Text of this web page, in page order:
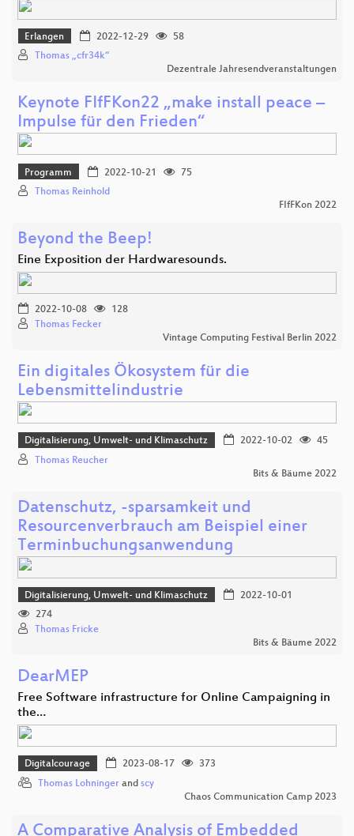
Erlangen 2022-12-29
58
Thomas „cfr34k“
Dezentrale Jahresendveranstaltungen
Keynote FIfFKon22 „make install peace –
Impulse für den Frieden“
Programm 2022-10-21
75
Thomas Reinhold
FIfFKon 2022
Beyond the Beep!
Eine Exposition der Hardwaresounds.
2022-10-08
128
Thomas Fecker
Vintage Computing Festival Berlin 2022
Ein digitales Ökosystem für die
Lebensmittelindustrie
Digitalisierung, Umwelt- und Klimaschutz 2022-10-02
45
Thomas Reucher
Bits & Bäume 2022
Datenschutz, -sparsamkeit und
Resourcenverbrauch am Beispiel einer
Terminbuchungsanwendung
Digitalisierung, Umwelt- und Klimaschutz
2022-10-01
274
Thomas Fricke
Bits & Bäume 2022
DearMEP
Free Software infrastructure for Online Campaigning in
the…
Digitalcourage 2023-08-17
373
Thomas Lohninger and scy
Chaos Communication Camp 2023
A Comparative Analysis of Embedded